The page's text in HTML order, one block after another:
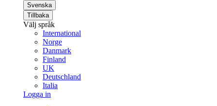
Svenska
Tillbaka
Välj språk
International
Norge
Danmark
Finland
UK
Deutschland
Italia
Logga in